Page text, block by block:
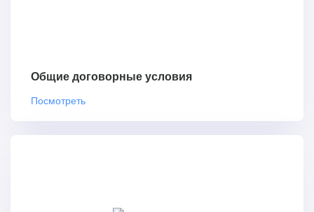
Общие договорные условия
Посмотреть